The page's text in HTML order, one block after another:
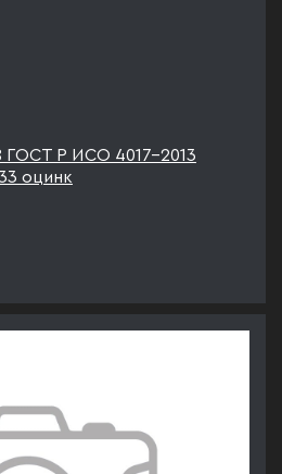
ГОСТ Р ИСО 4017-2013
оцинк